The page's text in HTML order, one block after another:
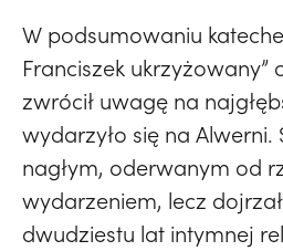
W podsumowaniu
Franciszek ukrzyżowany”
zwrócił uwagę na
wydarzyło się na Alwerni.
nagłym, oderwanym od
wydarzeniem, lecz
dwudziestu lat intymnej